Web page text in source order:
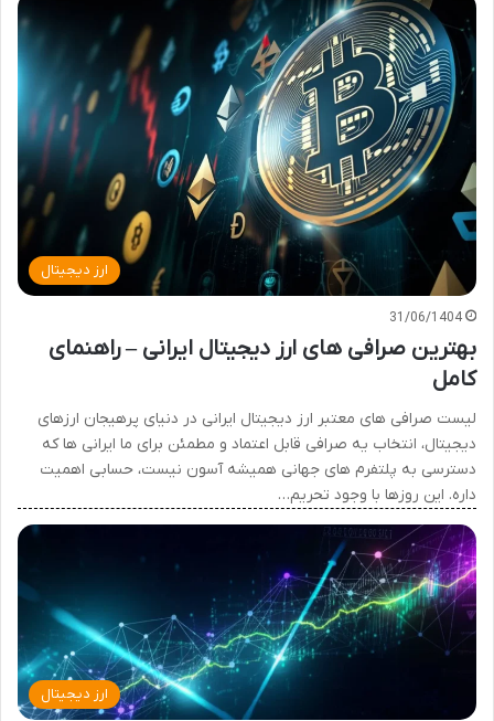
ارز دیجیتال
31/06/1404
بهترین صرافی های ارز دیجیتال ایرانی – راهنمای
کامل
لیست صرافی های معتبر ارز دیجیتال ایرانی در دنیای پرهیجان ارزهای
دیجیتال، انتخاب یه صرافی قابل اعتماد و مطمئن برای ما ایرانی ها که
دسترسی به پلتفرم های جهانی همیشه آسون نیست، حسابی اهمیت
داره. این روزها با وجود تحریم…
ارز دیجیتال